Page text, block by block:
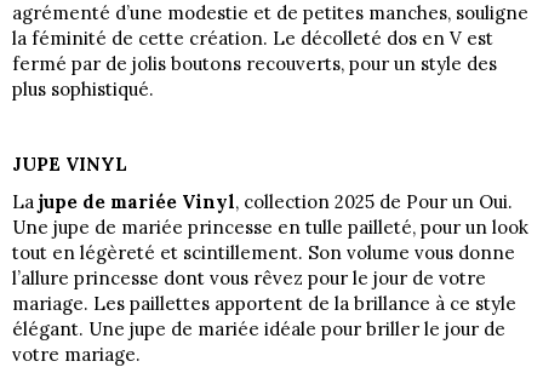
agrémenté d’une modestie et de petites manches, souligne
la féminité de cette création. Le décolleté dos en V est
fermé par de jolis boutons recouverts, pour un style des
plus sophistiqué.
JUPE VINYL
La jupe de mariée Vinyl, collection 2025 de Pour un Oui.
Une jupe de mariée princesse en tulle pailleté, pour un look
tout en légèreté et scintillement. Son volume vous donne
l’allure princesse dont vous rêvez pour le jour de votre
mariage. Les paillettes apportent de la brillance à ce style
élégant. Une jupe de mariée idéale pour briller le jour de
votre mariage.